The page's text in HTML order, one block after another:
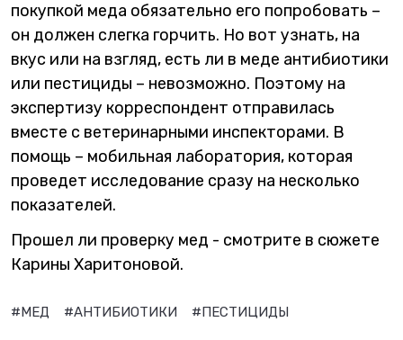
покупкой меда обязательно его попробовать –
он должен слегка горчить. Но вот узнать, на
вкус или на взгляд, есть ли в меде антибиотики
или пестициды – невозможно. Поэтому на
экспертизу корреспондент отправилась
вместе с ветеринарными инспекторами. В
помощь – мобильная лаборатория, которая
проведет исследование сразу на несколько
показателей.
Прошел ли проверку мед - смотрите в сюжете
Карины Харитоновой.
#МЕД #АНТИБИОТИКИ #ПЕСТИЦИДЫ